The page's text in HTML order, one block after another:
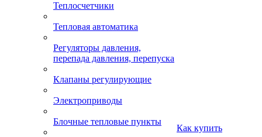
Теплосчетчики
Тепловая автоматика
Регуляторы давления,
перепада давления, перепуска
Клапаны регулирующие
Электроприводы
Блочные тепловые пункты
Как купить